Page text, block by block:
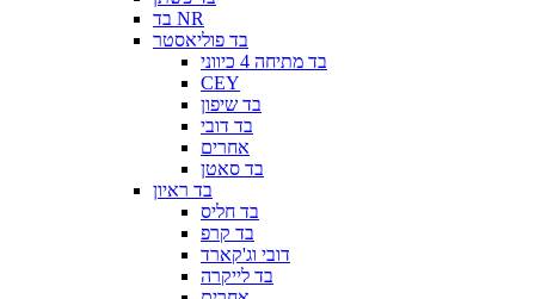
בד NR
בד פוליאסטר
בד מתיחה 4 כיווני
CEY
בד שיפון
בד דובי
אחרים
בד סאטן
בד ראיון
בד חליס
בד קרפ
דובי וג'קארד
בד לייקרה